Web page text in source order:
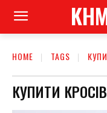
HOME TAGS
КУПИТИ